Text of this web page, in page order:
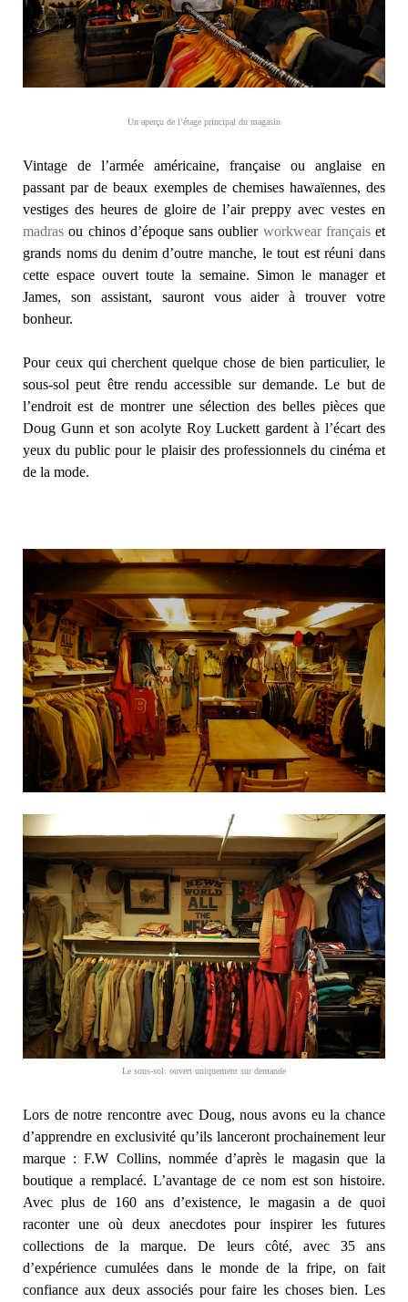
Un aperçu de l’étage principal du magasin
Vintage de l’armée américaine, française ou anglaise en
passant par de beaux exemples de chemises hawaïennes, des
vestiges des heures de gloire de l’air preppy avec vestes en
madras ou chinos d’époque sans oublier workwear françaiset
grands noms du denim d’outre manche, le tout est réuni dans
cette espace ouvert toute la semaine. Simon le manager et
James, son assistant, sauront vous aider à trouver votre
bonheur.
Pour ceux qui cherchent quelque chose de bien particulier, le
sous-sol peut être rendu accessible sur demande. Le but de
l’endroit est de montrer une sélection des belles pièces que
Doug Gunn et son acolyte Roy Luckett gardent à l’écart des
yeux du public pour le plaisir des professionnels du cinéma et
de la mode.
Le sous-sol: ouvert uniquement sur demande
Lors de notre rencontre avec Doug, nous avons eu la chance
d’apprendre en exclusivité qu’ils lanceront prochainement leur
marque : F.W Collins, nommée d’après le magasin que la
boutique a remplacé. L’avantage de ce nom est son histoire.
Avec plus de 160 ans d’existence, le magasin a de quoi
raconter une où deux anecdotes pour inspirer les futures
collections de la marque. De leurs côté, avec 35 ans
d’expérience cumulées dans le monde de la fripe, on fait
confiance aux deux associés pour faire les choses bien. Les